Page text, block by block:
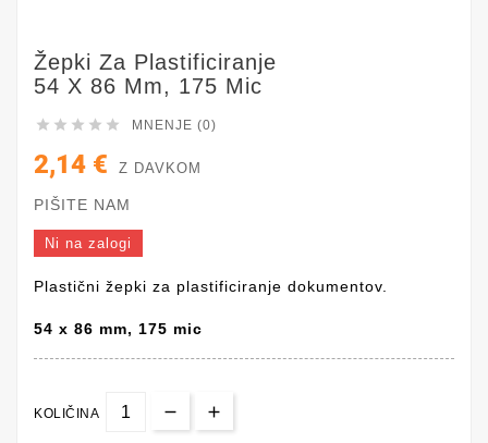
Žepki Za Plastificiranje
54 X 86 Mm, 175 Mic
     MNENJE (0)
2,14 € Z DAVKOM
PIŠITE NAM
Ni na zalogi
Plastični žepki za plastificiranje dokumentov.
54 x 86 mm, 175 mic
KOLIČINA